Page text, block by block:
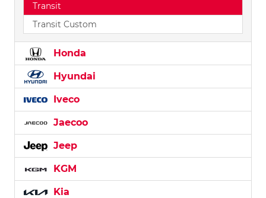
Transit
Transit Custom
Honda
Hyundai
Iveco
Jaecoo
Jeep
KGM
Kia